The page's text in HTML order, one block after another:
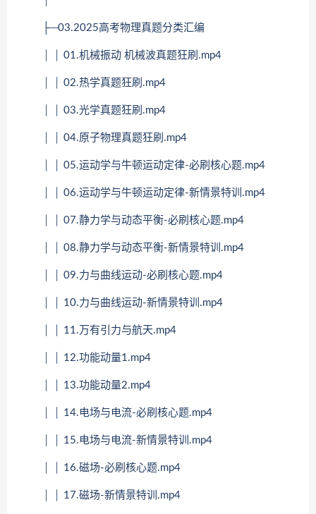
├─03.2025高考物理真题分类汇编
│ │ 01.机械振动 机械波真题狂刷.mp4
│ │ 02.热学真题狂刷.mp4
│ │ 03.光学真题狂刷.mp4
│ │ 04.原子物理真题狂刷.mp4
│ │ 05.运动学与牛顿运动定律-必刷核心题.mp4
│ │ 06.运动学与牛顿运动定律-新情景特训.mp4
│ │ 07.静力学与动态平衡-必刷核心题.mp4
│ │ 08.静力学与动态平衡-新情景特训.mp4
│ │ 09.力与曲线运动-必刷核心题.mp4
│ │ 10.力与曲线运动-新情景特训.mp4
│ │ 11.万有引力与航天.mp4
│ │ 12.功能动量1.mp4
│ │ 13.功能动量2.mp4
│ │ 14.电场与电流-必刷核心题.mp4
│ │ 15.电场与电流-新情景特训.mp4
│ │ 16.磁场-必刷核心题.mp4
│ │ 17.磁场-新情景特训.mp4